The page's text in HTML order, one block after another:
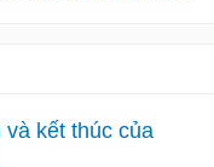
kết thúc của